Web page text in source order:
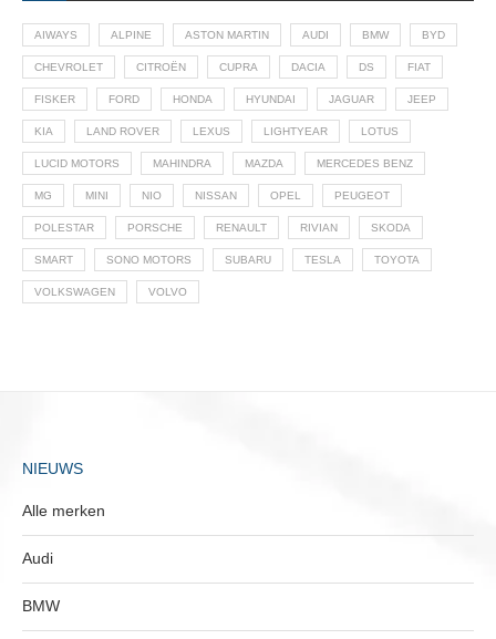
AIWAYS ALPINE ASTON MARTIN AUDI BMW BYD
CHEVROLET CITROËN CUPRA DACIA DS FIAT
FISKER FORD HONDA HYUNDAI JAGUAR JEEP
KIA LAND ROVER LEXUS LIGHTYEAR LOTUS
LUCID MOTORS MAHINDRA MAZDA MERCEDES BENZ
MG MINI NIO NISSAN OPEL PEUGEOT
POLESTAR PORSCHE RENAULT RIVIAN SKODA
SMART SONO MOTORS SUBARU TESLA TOYOTA
VOLKSWAGEN VOLVO
NIEUWS
Alle merken
Audi
BMW